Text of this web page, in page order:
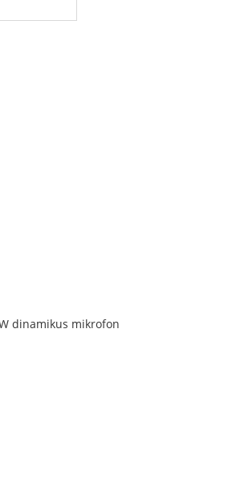
dinamikus mikrofon